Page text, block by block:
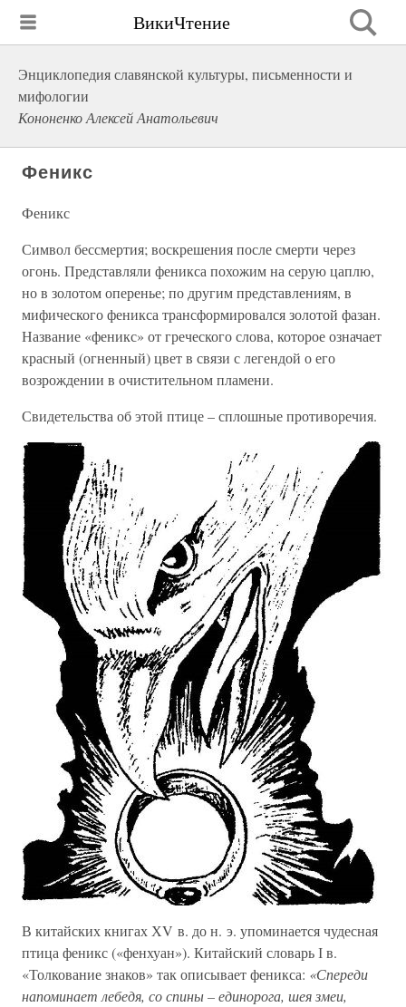
ВикиЧтение
Энциклопедия славянской культуры, письменности и
мифологии
Кононенко Алексей Анатольевич
Феникс
Феникс
Символ бессмертия; воскрешения после смерти через
огонь. Представляли феникса похожим на серую цаплю,
но в золотом оперенье; по другим представлениям, в
мифического феникса трансформировался золотой фазан.
Название «феникс» от греческого слова, которое означает
красный (огненный) цвет в связи с легендой о его
возрождении в очистительном пламени.
Свидетельства об этой птице – сплошные противоречия.
В китайских книгах ХV в. до н. э. упоминается чудесная
птица феникс («фенхуан»). Китайский словарь І в.
«Толкование знаков» так описывает феникса: «Спереди
напоминает лебедя, со спины – единорога, шея змеи,